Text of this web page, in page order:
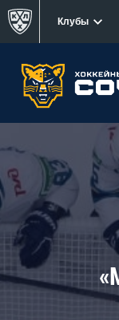
Клубы